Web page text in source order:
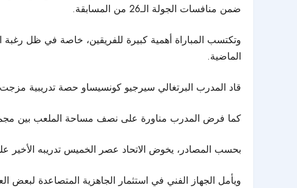
ضمن منافسات الجولة الـ26 من المسابقة.
وتكتسب المباراة أهمية كبيرة للفريقين، خاصة في ظل رغبة
الماضية.
قاد المدرب البرتغالي سيرجيو كونسيساو حصة تدريبية مزجت
كما فرض المدرب مناورة على نصف مساحة الملعب بين
بحسب المصادر، يخوض الاتحاد عصر الخميس تدريبه الأخير
ويأمل الجهاز الفني في استثمار الجاهزية المتصاعدة